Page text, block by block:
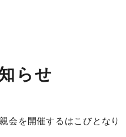
らせ
会を開催するはこびとなり